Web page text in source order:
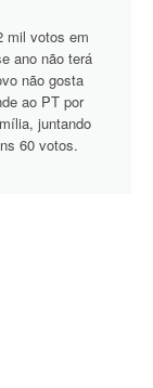
mil votos em
ano não terá
não gosta
ao PT por
juntando
60 votos.